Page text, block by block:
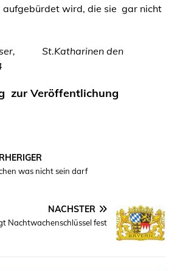
wird, die sie gar nicht
St.Katharinen den
zur Veröffentlichung
was nicht sein darf
NÄCHSTER
Nachtwachenschlüssel fest